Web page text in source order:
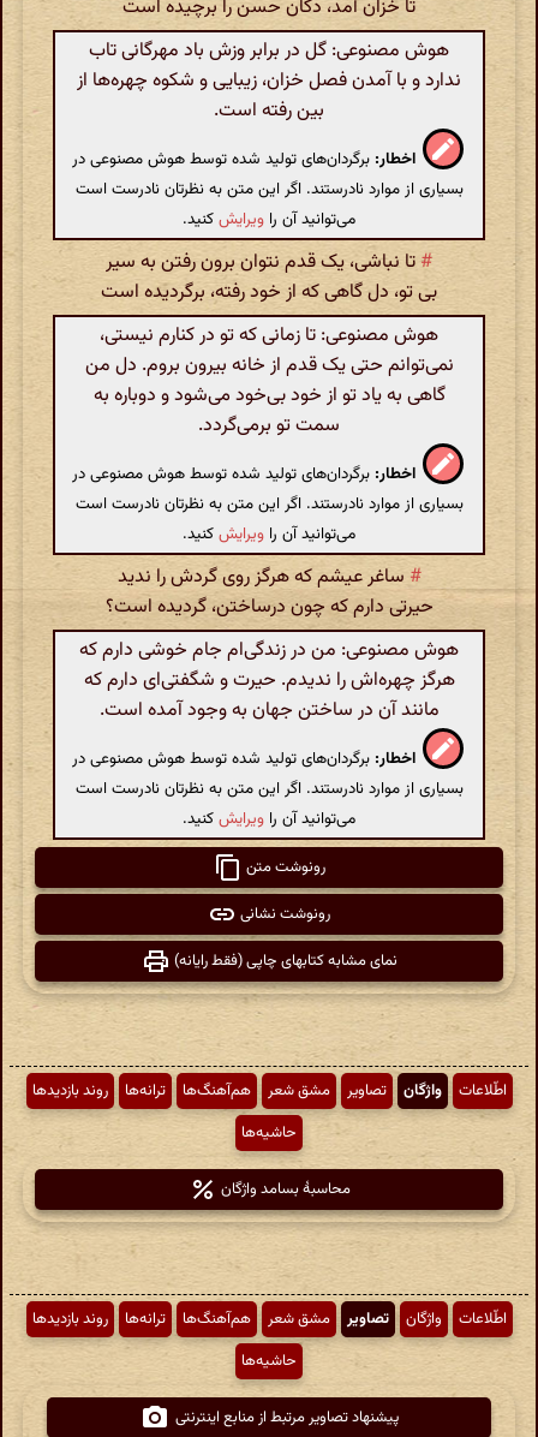
تا خزان آمد، دکان حسن را برچیده است
هوش مصنوعی: گل در برابر وزش باد مهرگانی تاب
ندارد و با آمدن فصل خزان، زیبایی و شکوه چهره‌ها از
بین رفته است.
اخطار: برگردان‌های تولید شده توسط هوش مصنوعی در
بسیاری از موارد نادرستند. اگر این متن به نظرتان نادرست است
می‌توانید آن را ویرایشکنید.
# تا نباشی، یک قدم نتوان برون رفتن به سیر
بی تو، دل گاهی که از خود رفته، برگردیده است
هوش مصنوعی: تا زمانی که تو در کنارم نیستی،
نمی‌توانم حتی یک قدم از خانه بیرون بروم. دل من
گاهی به یاد تو از خود بی‌خود می‌شود و دوباره به
سمت تو برمی‌گردد.
اخطار: برگردان‌های تولید شده توسط هوش مصنوعی در
بسیاری از موارد نادرستند. اگر این متن به نظرتان نادرست است
می‌توانید آن را ویرایشکنید.
# ساغر عیشم که هرگز روی گردش را ندید
حیرتی دارم که چون درساختن، گردیده است؟
هوش مصنوعی: من در زندگی‌ام جام خوشی دارم که
هرگز چهره‌اش را ندیدم. حیرت و شگفتی‌ای دارم که
مانند آن در ساختن جهان به وجود آمده است.
اخطار: برگردان‌های تولید شده توسط هوش مصنوعی در
بسیاری از موارد نادرستند. اگر این متن به نظرتان نادرست است
می‌توانید آن را ویرایشکنید.
رونوشت متن
رونوشت نشانی
نمای مشابه کتابهای چاپی (فقط رایانه)
اطّلاعات واژگان تصاویر مشق شعر هم‌آهنگ‌ها ترانه‌ها
روند بازدیدها
حاشیه‌ها
محاسبهٔ بسامد واژگان
اطّلاعات واژگان تصاویر مشق شعر هم‌آهنگ‌ها ترانه‌ها
روند بازدیدها
حاشیه‌ها
پیشنهاد تصاویر مرتبط از منابع اینترنتی